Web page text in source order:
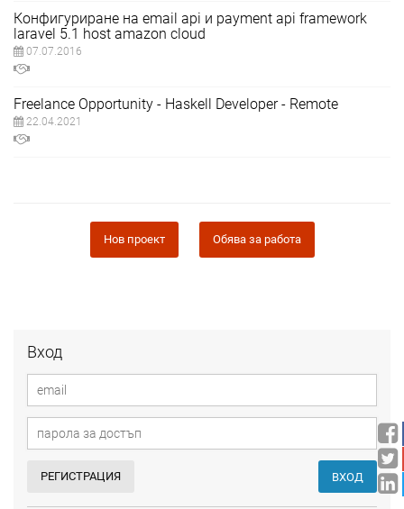
Вход
РЕГИСТРАЦИЯ ВХОД
Конфигуриране на email api и payment api framework
laravel 5.1 host amazon cloud
07.07.2016
Freelance Opportunity - Haskell Developer - Remote
22.04.2021
Нов проект Обява за работа